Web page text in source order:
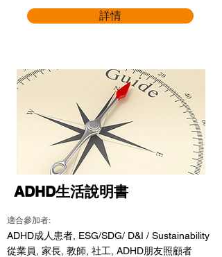
詳情
ADHD生活說明書
適合參加者:
ADHD成人患者, ESG/SDG/ D&I / Sustainability
從業員, 家長, 教師, 社工, ADHD朋友照顧者